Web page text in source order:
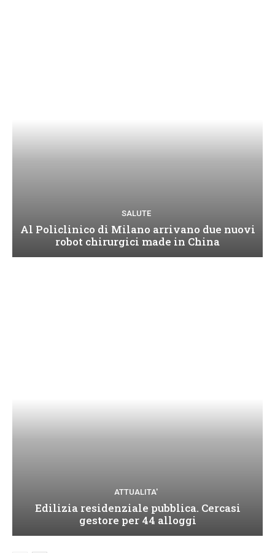
SALUTE
Al Policlinico di Milano arrivano due nuovi
robot chirurgici made in China
ATTUALITA'
Edilizia residenziale pubblica. Cercasi
gestore per 44 alloggi